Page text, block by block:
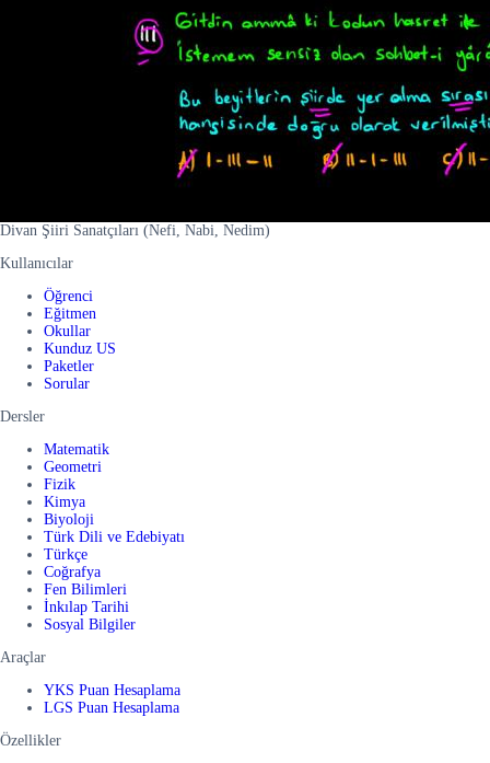
Divan Şiiri Sanatçıları (Nefi, Nabi, Nedim)
Kullanıcılar
Öğrenci
Eğitmen
Okullar
Kunduz US
Paketler
Sorular
Dersler
Matematik
Geometri
Fizik
Kimya
Biyoloji
Türk Dili ve Edebiyatı
Türkçe
Coğrafya
Fen Bilimleri
İnkılap Tarihi
Sosyal Bilgiler
Araçlar
YKS Puan Hesaplama
LGS Puan Hesaplama
Özellikler